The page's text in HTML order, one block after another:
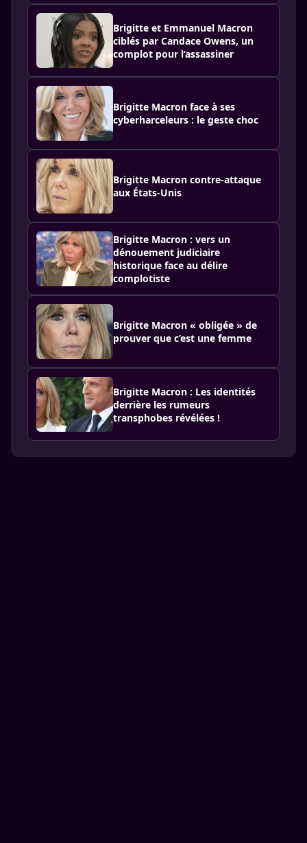
Brigitte et Emmanuel Macron
ciblés par Candace Owens, un
complot pour l’assassiner
Brigitte Macron face à ses
cyberharceleurs : le geste choc
Brigitte Macron contre-attaque
aux États-Unis
Brigitte Macron : vers un
dénouement judiciaire
historique face au délire
complotiste
Brigitte Macron « obligée » de
prouver que c’est une femme
Brigitte Macron : Les identités
derrière les rumeurs
transphobes révélées !